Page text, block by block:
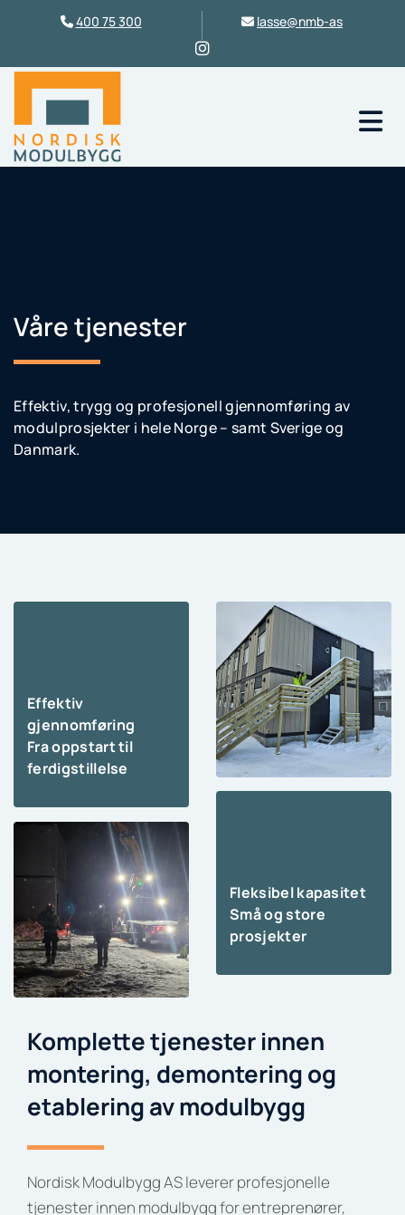
 400 75 300  lasse@nmb-as
Våre tjenester
Effektiv, trygg og profesjonell gjennomføring av
modulprosjekter i hele Norge – samt Sverige og
Danmark.
Effektiv
gjennomføring
Fra oppstart til
ferdigstillelse
Fleksibel kapasitet
Små og store
prosjekter
Komplette tjenester innen
montering, demontering og
etablering av modulbygg
Nordisk Modulbygg AS leverer profesjonelle
tjenester innen modulbygg for entreprenører,